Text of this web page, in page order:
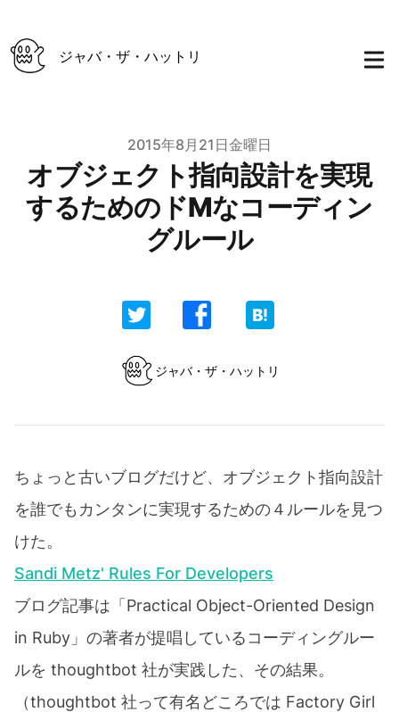
ジャバ・ザ・ハットリ
2015年8月21日金曜日
オブジェクト指向設計を実現
するためのドMなコーディン
グルール
ジャバ・ザ・ハットリ
ちょっと古いブログだけど、オブジェクト指向設計
を誰でもカンタンに実現するための４ルールを見つ
けた。
Sandi Metz' Rules For Developers
ブログ記事は「Practical Object-Oriented Design
in Ruby」の著者が提唱しているコーディングルー
ルを thoughtbot 社が実践した、その結果。
（thoughtbot 社って有名どころでは Factory Girl